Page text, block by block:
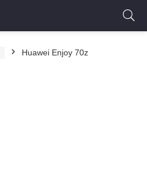
Huawei Enjoy 70z